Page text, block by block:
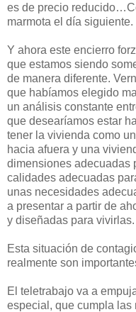
es de precio
marmota el día siguiente.
Y ahora este encierro
que estamos siendo
de manera diferente.
que habíamos elegido
un análisis constante
que desearíamos estar
tener la vivienda como
hacia afuera y una
dimensiones adecuadas
calidades adecuadas
unas necesidades
a presentar a partir de
y diseñadas para vivirlas.
Esta situación de
realmente son
El teletrabajo va a
especial, que cumpla